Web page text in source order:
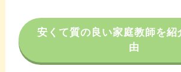
安くて質の良い家庭教師を紹
由